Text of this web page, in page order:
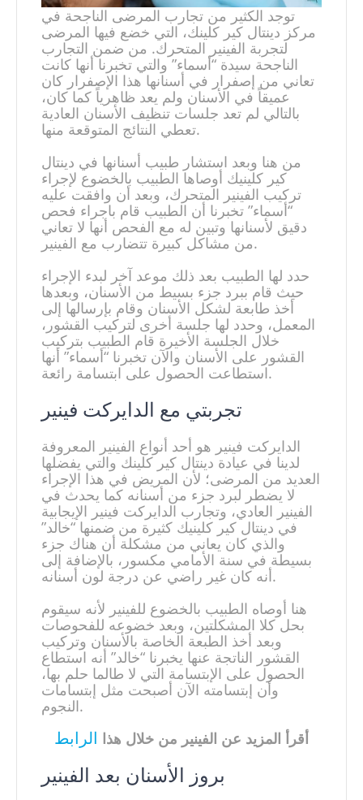
توجد الكثير من تجارب المرضى الناجحة في
مركز دينتال كير كلينك، التي خضع فيها المرضى
لتجربة الفينير المتحرك. من ضمن التجارب
الناجحة سيدة “أسماء” والتي تخبرنا أنها كانت
تعاني من إصفرار في أسنانها هذا الإصفرار كان
عميقاً في الأسنان ولم يعد ظاهرياً كما كان،
بالتالي لم تعد جلسات تنظيف الأسنان العادية
تعطي النتائج المتوقعة منها.
من هنا وبعد استشار طبيب أسنانها في دينتال
كير كلينيك أوصاها الطبيب بالخضوع لإجراء
تركيب الفينير المتحرك، وبعد أن وافقت عليه
“أسماء” تخبرنا أن الطبيب قام باجراء فحص
دقيق لأسنانها وتبين له مع الفحص أنها لا تعاني
من مشاكل كبيرة تتضارب مع الفينير.
حدد لها الطبيب بعد ذلك موعد آخر لبدء الإجراء
حيث قام ببرد جزء بسيط من الأسنان، وبعدها
أخذ طابعة لشكل الأسنان وقام بإرسالها إلى
المعمل، وحدد لها جلسة أخرى لتركيب القشور،
خلال الجلسة الأخيرة قام الطبيب بتركيب
القشور على الأسنان والآن تخبرنا “أسماء” أنها
استطاعت الحصول على ابتسامة رائعة.
الدايركت فينير هو أحد أنواع الفينير المعروفة
لدينا في عيادة دينتال كير كلينك والتي يفضلها
العديد من المرضى؛ لأن المريض في هذا الإجراء
لا يضطر لبرد جزء من أسنانه كما يحدث في
الفينير العادي، وتجارب الدايركت فينير الإيجابية
في دينتال كير كلينيك كثيرة من ضمنها “خالد”
والذي كان يعاني من مشكلة أن هناك جزء
بسيطة في سنة الأمامي مكسور، بالإضافة إلى
أنه كان غير راضي عن درجة لون أسنانه.
هنا أوصاه الطبيب بالخضوع للفينير لأنه سيقوم
بحل كلا المشكلتين، وبعد خضوعه للفحوصات
وبعد أخذ الطبعة الخاصة بالأسنان وتركيب
القشور الناتجة عنها يخبرنا “خالد” أنه استطاع
الحصول على الإبتسامة التي لا طالما حلم بها،
وأن إبتسامته الآن أصبحت مثل إبتسامات
النجوم.
أقرأ المزيد عن الفينير من خلال هذا الرابط